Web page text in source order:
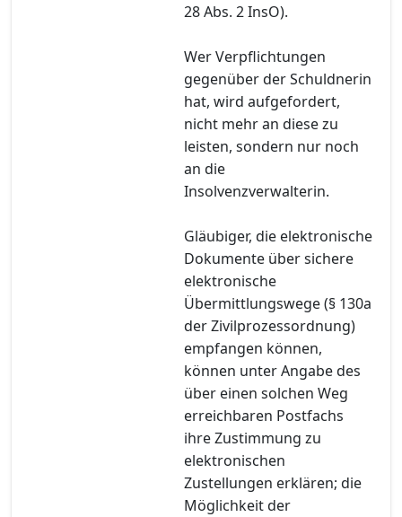
28 Abs. 2 InsO).
Wer Verpflichtungen
gegenüber der Schuldnerin
hat, wird aufgefordert,
nicht mehr an diese zu
leisten, sondern nur noch
an die
Insolvenzverwalterin.
Gläubiger, die elektronische
Dokumente über sichere
elektronische
Übermittlungswege (§ 130a
der Zivilprozessordnung)
empfangen können,
können unter Angabe des
über einen solchen Weg
erreichbaren Postfachs
ihre Zustimmung zu
elektronischen
Zustellungen erklären; die
Möglichkeit der